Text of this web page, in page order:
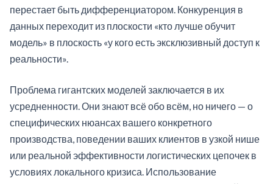
перестает быть дифференциатором. Конкуренция в
данных переходит из плоскости «кто лучше обучит
модель» в плоскость «у кого есть эксклюзивный доступ к
реальности».
Проблема гигантских моделей заключается в их
усредненности. Они знают всё обо всём, но ничего — о
специфических нюансах вашего конкретного
производства, поведении ваших клиентов в узкой нише
или реальной эффективности логистических цепочек в
условиях локального кризиса. Использование